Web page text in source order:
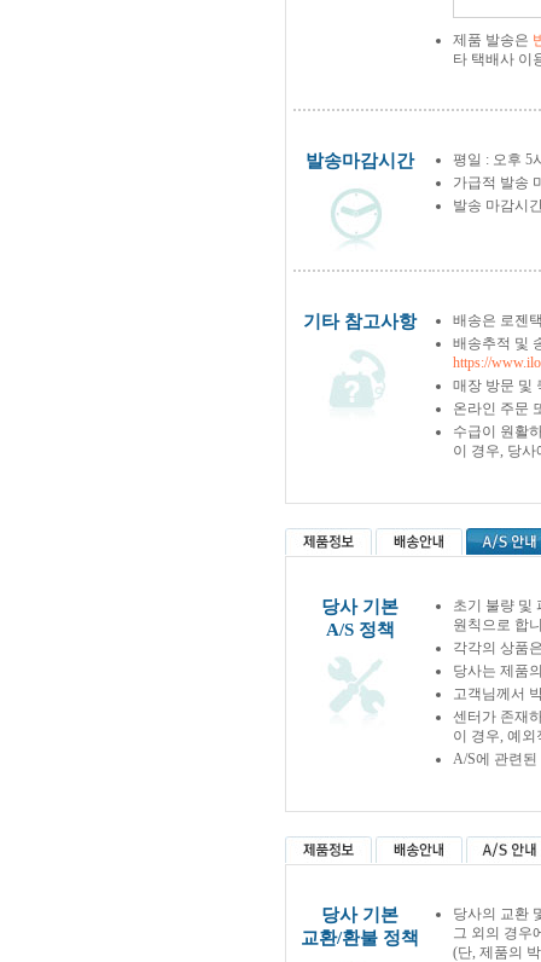
제품 발송은
타 택배사 이
발송마감시간
평일 : 오후 5
가급적 발송
발송 마감시
기타 참고사항
배송은 로젠
배송추적 및
https://
매장 방문 및
온라인 주문
수급이 원활
이 경우, 당
당사 기본
A/S 정책
초기 불량 및
원칙으로 합
각각의 상품
당사는 제품
고객님께서
센터가 존재
이 경우, 예
A/S에 관련
당사 기본
교환/환불 정책
당사의 교환
그 외의 경우
(단, 제품의